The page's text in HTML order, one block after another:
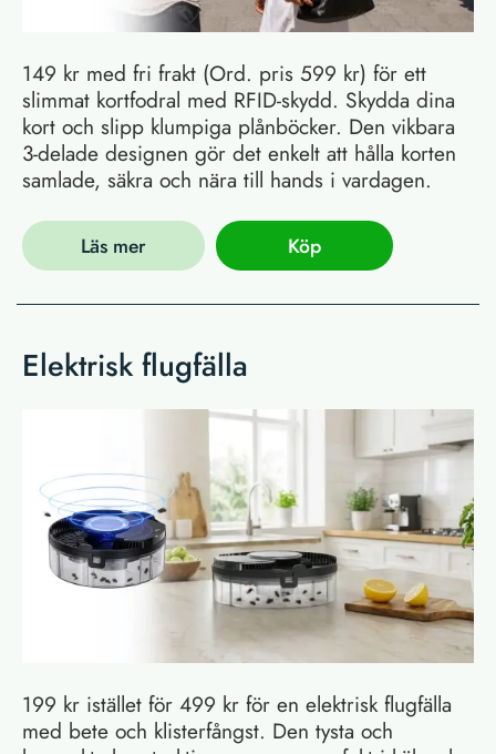
149 kr med fri frakt (Ord. pris 599 kr) för ett
slimmat kortfodral med RFID-skydd. Skydda dina
kort och slipp klumpiga plånböcker. Den vikbara
3-delade designen gör det enkelt att hålla korten
samlade, säkra och nära till hands i vardagen.
Läs mer Köp
Elektrisk flugfälla
199 kr istället för 499 kr för en elektrisk flugfälla
med bete och klisterfångst. Den tysta och